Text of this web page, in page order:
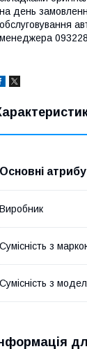
на день
обслуговування
менеджера
Основні
Виробник
Сумісність з
Сумісність з